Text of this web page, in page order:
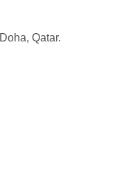
Qatar.